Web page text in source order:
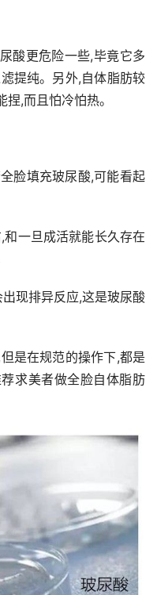
酸更危险一些,毕竟它多
提纯。另外,自体脂肪较
,而且怕冷怕热。
脸填充玻尿酸,可能看起
一旦成活就能长久存在
现排异反应,这是玻尿酸
是在规范的操作下,都是
求美者做全脸自体脂肪